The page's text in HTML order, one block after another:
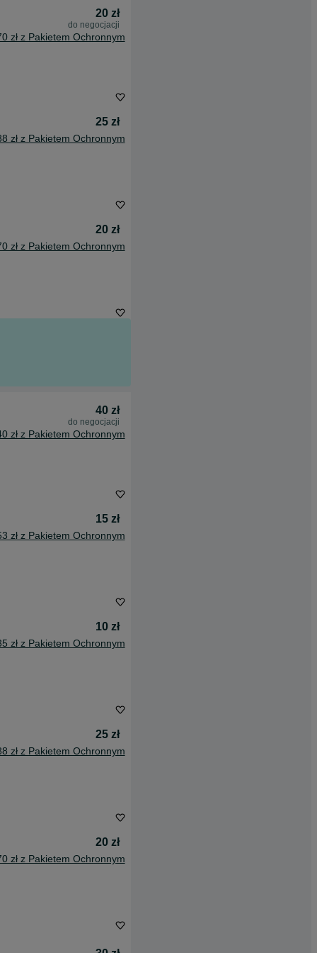
20 zł
do negocjacji
zł z Pakietem Ochronnym
25 zł
zł z Pakietem Ochronnym
20 zł
zł z Pakietem Ochronnym
40 zł
do negocjacji
zł z Pakietem Ochronnym
15 zł
zł z Pakietem Ochronnym
10 zł
zł z Pakietem Ochronnym
25 zł
zł z Pakietem Ochronnym
20 zł
zł z Pakietem Ochronnym